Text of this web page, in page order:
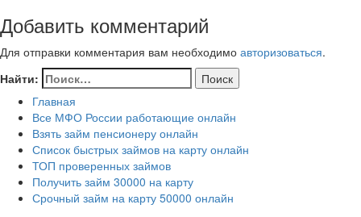
Добавить комментарий
Для отправки комментария вам необходимо авторизоваться.
Найти:
Главная
Все МФО России работающие онлайн
Взять займ пенсионеру онлайн
Список быстрых займов на карту онлайн
ТОП проверенных займов
Получить займ 30000 на карту
Срочный займ на карту 50000 онлайн